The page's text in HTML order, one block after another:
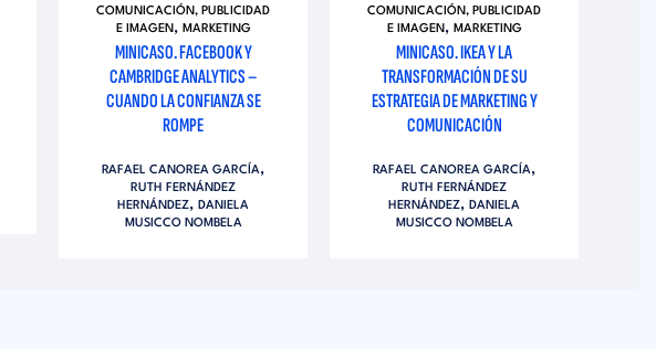
COMUNICACIÓN, PUBLICIDAD
E IMAGEN, MARKETING
MINICASO. FACEBOOK Y
CAMBRIDGE ANALYTICS –
CUANDO LA CONFIANZA SE
ROMPE
RAFAEL CANOREA GARCÍA,
RUTH FERNÁNDEZ
HERNÁNDEZ,DANIELA
MUSICCO NOMBELA
COMUNICACIÓN, PUBLICIDAD
E IMAGEN, MARKETING
MINICASO. IKEA Y LA
TRANSFORMACIÓN DE SU
ESTRATEGIA DE MARKETING Y
COMUNICACIÓN
RAFAEL CANOREA GARCÍA,
RUTH FERNÁNDEZ
HERNÁNDEZ,DANIELA
MUSICCO NOMBELA